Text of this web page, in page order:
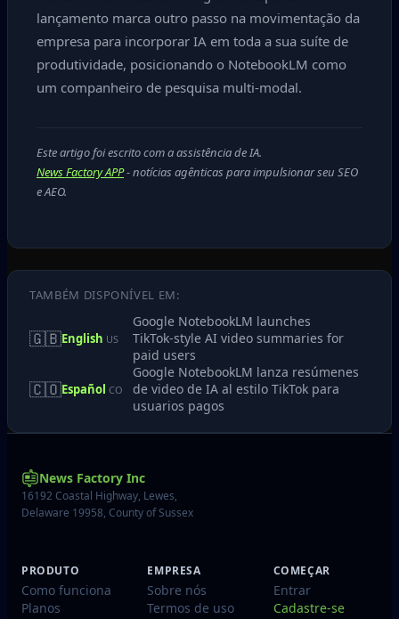
lançamento marca outro passo na movimentação da
empresa para incorporar IA em toda a sua suíte de
produtividade, posicionando o NotebookLM como
um companheiro de pesquisa multi-modal.
Este artigo foi escrito com a assistência de IA.
News Factory APP- notícias agênticas para impulsionar seu SEO
e AEO.
TAMBÉM DISPONÍVEL EM:
🇬🇧English US
Google NotebookLM launches
TikTok‑style AI video summaries for
paid users
🇨🇴Español CO
Google NotebookLM lanza resúmenes
de video de IA al estilo TikTok para
usuarios pagos
News Factory Inc
16192 Coastal Highway, Lewes,
Delaware 19958, County of Sussex
PRODUTO
Como funciona
Planos
EMPRESA
Sobre nós
Termos de uso
COMEÇAR
Entrar
Cadastre-se